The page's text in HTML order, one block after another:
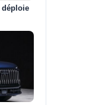
déploie